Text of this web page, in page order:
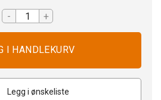
- +
Legg i ønskeliste